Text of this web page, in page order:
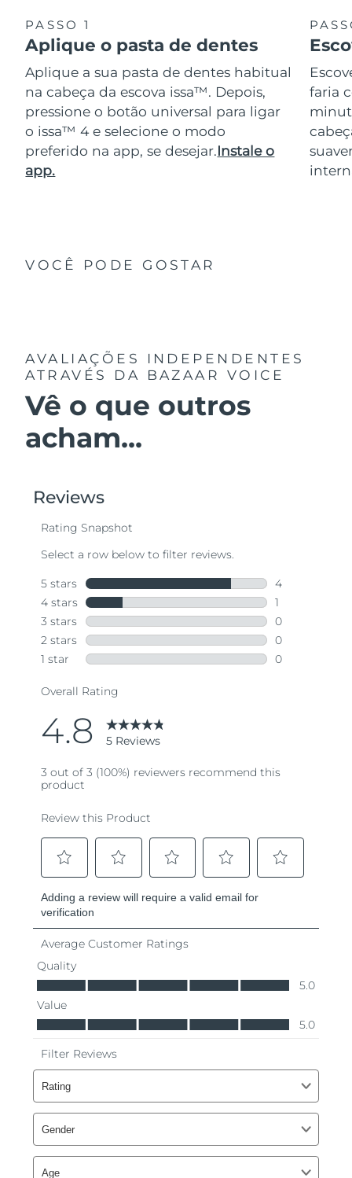
PASSO 1
Aplique o pasta de dentes
Aplique a sua pasta de dentes habitual
na cabeça da escova issa™. Depois,
pressione o botão universal para ligar
o issa™ 4 e selecione o modo
preferido na app, se desejar.Instale o
app.
faria
VOCÊ PODE GOSTAR
AVALIAÇÕES INDEPENDENTES
ATRAVÉS DA BAZAAR VOICE
Vê o que outros
acham...